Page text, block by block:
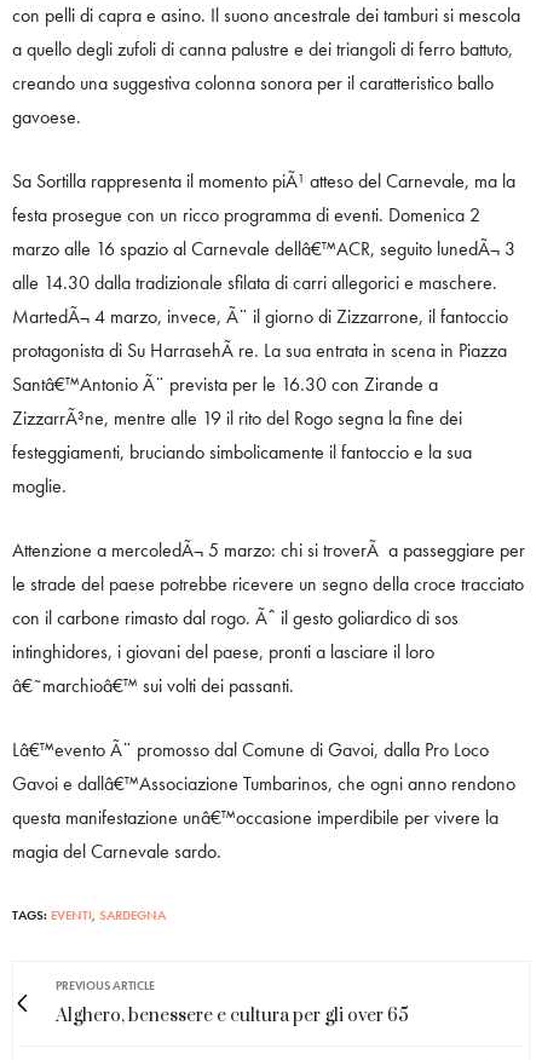
con pelli di capra e asino. Il suono ancestrale dei tamburi si mescola
a quello degli zufoli di canna palustre e dei triangoli di ferro battuto,
creando una suggestiva colonna sonora per il caratteristico ballo
gavoese.
Sa Sortilla rappresenta il momento piÃ¹ atteso del Carnevale, ma la
festa prosegue con un ricco programma di eventi. Domenica 2
marzo alle 16 spazio al Carnevale dellâ€™ACR, seguito lunedÃ¬ 3
alle 14.30 dalla tradizionale sfilata di carri allegorici e maschere.
MartedÃ¬ 4 marzo, invece, Ã¨ il giorno di Zizzarrone, il fantoccio
protagonista di Su HarrasehÃ re. La sua entrata in scena in Piazza
Santâ€™Antonio Ã¨ prevista per le 16.30 con Zirande a
ZizzarrÃ³ne, mentre alle 19 il rito del Rogo segna la fine dei
festeggiamenti, bruciando simbolicamente il fantoccio e la sua
moglie.
Attenzione a mercoledÃ¬ 5 marzo: chi si troverÃ a passeggiare per
le strade del paese potrebbe ricevere un segno della croce tracciato
con il carbone rimasto dal rogo. Ãˆ il gesto goliardico di sos
intinghidores, i giovani del paese, pronti a lasciare il loro
â€˜marchioâ€™ sui volti dei passanti.
Lâ€™evento Ã¨ promosso dal Comune di Gavoi, dalla Pro Loco
Gavoi e dallâ€™Associazione Tumbarinos, che ogni anno rendono
questa manifestazione unâ€™occasione imperdibile per vivere la
magia del Carnevale sardo.
TAGS: EVENTI SARDEGNA
PREVIOUS ARTICLE
Alghero, benessere e cultura per gli over 65